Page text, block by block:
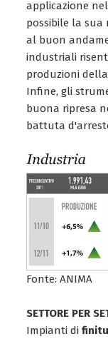
applicazione
possibile la sua
al buon
industriali
produzioni
Infine, gli
buona ripresa
battuta
Fonte: ANIMA
SETTORE PER
Impianti di